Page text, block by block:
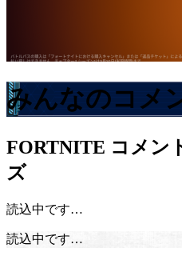
みんなのコメ
FORTNITE コメン
ズ
読込中です…
読込中です…